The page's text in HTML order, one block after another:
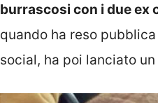
burrascosi con i due ex
quando ha reso
social, ha poi lanciato